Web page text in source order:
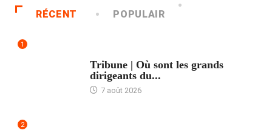
RÉCENT POPULAIR
1
Tribune | Où sont les grands
dirigeants du...
7 août 2026
2